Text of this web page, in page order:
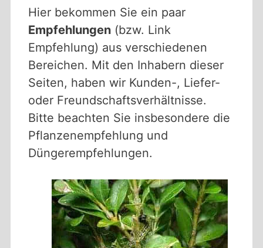
Hier bekommen Sie ein paar
Empfehlungen (bzw. Link
Empfehlung) aus verschiedenen
Bereichen. Mit den Inhabern dieser
Seiten, haben wir Kunden-, Liefer-
oder Freundschaftsverhältnisse.
Bitte beachten Sie insbesondere die
Pflanzenempfehlung und
Düngerempfehlungen.